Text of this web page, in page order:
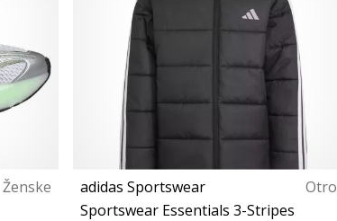
Ženske
adidas Sportswear
Sportswear Essentials 3-Stripes